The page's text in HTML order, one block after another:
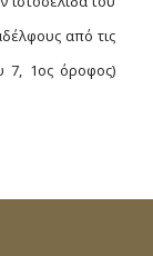
από τις
7, 1ος όροφος)